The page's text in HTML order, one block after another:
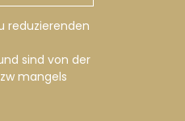
reduzierenden
sind von der
mangels